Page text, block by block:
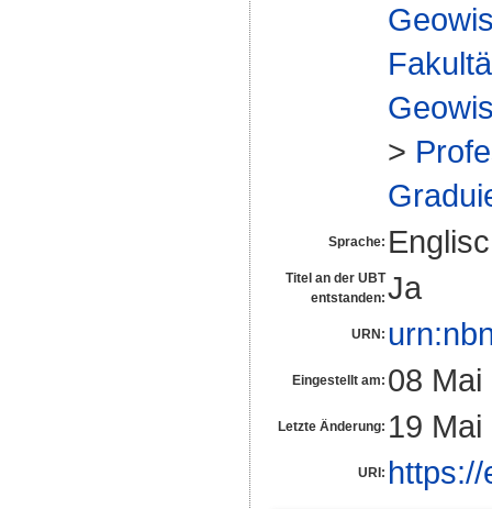
>
Sprache:
Titel an der UBT
entstanden: Ja
URN:
Eingestellt am: 08 Mai
Letzte Änderung: 19
URI: